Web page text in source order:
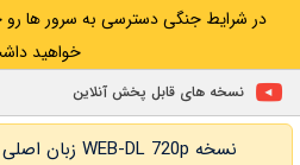
در شرایط جنگی دسترسی به سرور ها رو
خواهید
نسخه های قابل پخش آنلاین
نسخه WEB-DL 720p زبان اصلی